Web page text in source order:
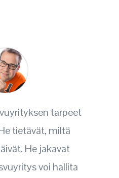
tarpeet
tietävät, miltä
He jakavat
voi hallita